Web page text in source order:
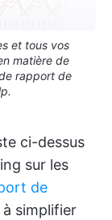
et tous vos
matière de
rapport de
ci-dessus
sur les
de
à simplifier